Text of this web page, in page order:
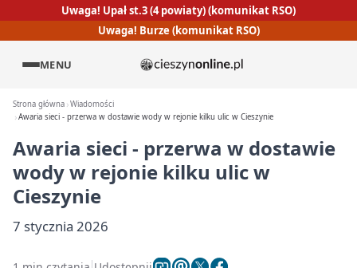
Uwaga! Upał st.3 (4 powiaty) (komunikat RSO)
Uwaga! Burze (komunikat RSO)
MENU
Strona główna Wiadomości
Awaria sieci - przerwa w dostawie wody w rejonie kilku ulic w Cieszynie
Awaria sieci - przerwa w dostawie
wody w rejonie kilku ulic w
Cieszynie
7 stycznia 2026